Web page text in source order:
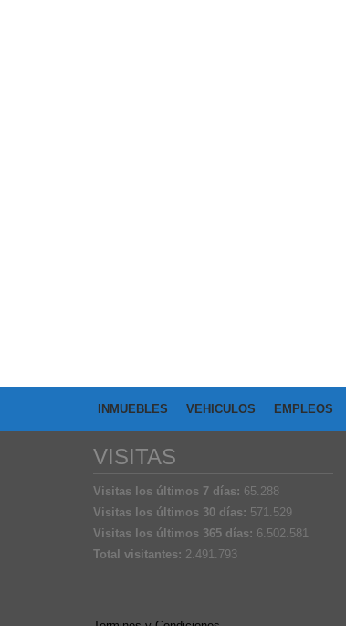
INMUEBLES VEHICULOS EMPLEOS
VISITAS
Visitas los últimos 7 días: 65.288
Visitas los últimos 30 días: 571.529
Visitas los últimos 365 días: 6.502.581
Total visitantes: 2.491.793